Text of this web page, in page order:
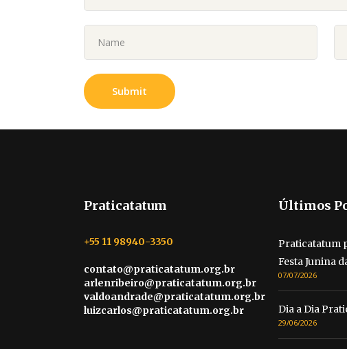
Praticatatum
+55 11 98940-3350
contato@praticatatum.org.br
arlenribeiro@praticatatum.org.br
valdoandrade@praticatatum.org.br
luizcarlos@praticatatum.org.br
Últimos
Praticatatum
Festa Junina
07/07/2026
Dia a Dia
29/06/2026